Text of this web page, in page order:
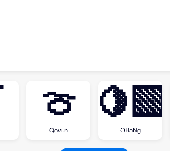
🍈
Qovun
🍋‍🟩
ƏHəNg